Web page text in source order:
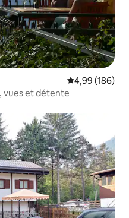
Évaluation
4,99 (186)
vues et détente